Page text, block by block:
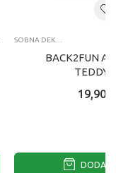
BACK2FUN
TEDDY
19,90
DODAJ